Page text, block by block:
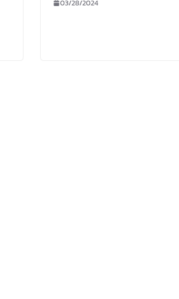
03/28/2024